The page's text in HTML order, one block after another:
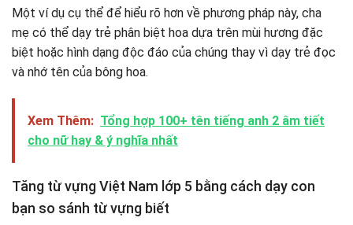
Một ví dụ cụ thể để hiểu rõ hơn về phương pháp này, cha
mẹ có thể dạy trẻ phân biệt hoa dựa trên mùi hương đặc
biệt hoặc hình dạng độc đáo của chúng thay vì dạy trẻ đọc
và nhớ tên của bông hoa.
Xem Thêm: Tổng hợp 100+ tên tiếng anh 2 âm tiết
cho nữ hay & ý nghĩa nhất
Tăng từ vựng Việt Nam lớp 5 bằng cách dạy con
bạn so sánh từ vựng biết